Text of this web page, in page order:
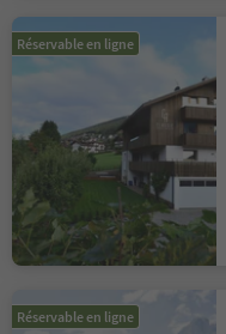
Réservable en ligne
Réservable en ligne